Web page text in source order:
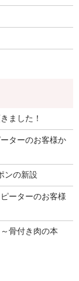
ました！
ターのお客様か
ンの新設
ーターのお客様
骨付き肉の本